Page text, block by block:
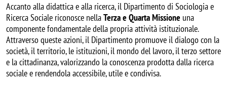
Accanto alla didattica e alla ricerca, il Dipartimento di Sociologia e
Ricerca Sociale riconosce nellaTerza e Quarta Missione una
componente fondamentale della propria attività istituzionale.
Attraverso queste azioni, il Dipartimento promuove il dialogo con la
società, il territorio, le istituzioni, il mondo del lavoro, il terzo settore
e la cittadinanza, valorizzando la conoscenza prodotta dalla ricerca
sociale e rendendola accessibile, utile e condivisa.